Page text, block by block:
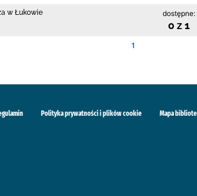
w Łukowie dostępne:
0 z 1
1
Polityka prywatności i plików cookie Mapa